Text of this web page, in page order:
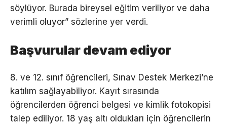
söylüyor. Burada bireysel eğitim veriliyor ve daha
verimli oluyor” sözlerine yer verdi.
Başvurular devam ediyor
8. ve 12. sınıf öğrencileri, Sınav Destek Merkezi’ne
katılım sağlayabiliyor. Kayıt sırasında
öğrencilerden öğrenci belgesi ve kimlik fotokopisi
talep ediliyor. 18 yaş altı oldukları için öğrencilerin